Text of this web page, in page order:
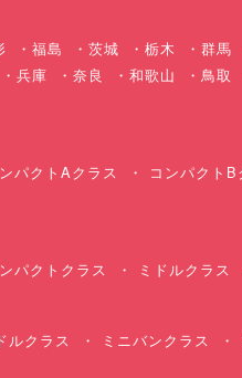
福島 茨城 栃木 群馬
兵庫 奈良 和歌山 鳥取
パクトAクラス コンパクトB
パクトクラス ミドルクラス
ルクラス ミニバンクラス